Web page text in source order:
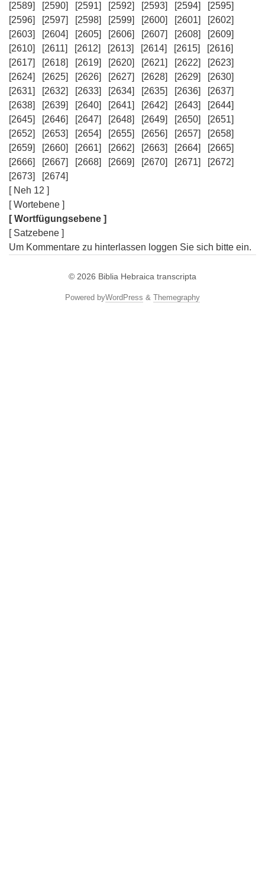
[2589]
[2590] [2591] [2592] [2593] [2594]
[2595]
[2596]
[2597] [2598] [2599] [2600] [2601]
[2602]
[2603]
[2604] [2605] [2606] [2607] [2608]
[2609]
[2610]
[2611] [2612] [2613] [2614] [2615]
[2616]
[2617]
[2618] [2619] [2620] [2621] [2622]
[2623]
[2624]
[2625] [2626] [2627] [2628] [2629]
[2630]
[2631]
[2632] [2633] [2634] [2635] [2636]
[2637]
[2638]
[2639] [2640] [2641] [2642] [2643]
[2644]
[2645]
[2646] [2647] [2648] [2649] [2650]
[2651]
[2652]
[2653] [2654] [2655] [2656] [2657]
[2658]
[2659]
[2660] [2661] [2662] [2663] [2664]
[2665]
[2666]
[2667] [2668] [2669] [2670] [2671]
[2672]
[2673]
[2674]
[ Neh 12 ]
[ Wortebene ]
[ Wortfügungsebene ]
[ Satzebene ]
Um Kommentare zu hinterlassen loggen Sie sich bitte ein.
© 2026 Biblia Hebraica transcripta
Powered byWordPress & Themegraphy